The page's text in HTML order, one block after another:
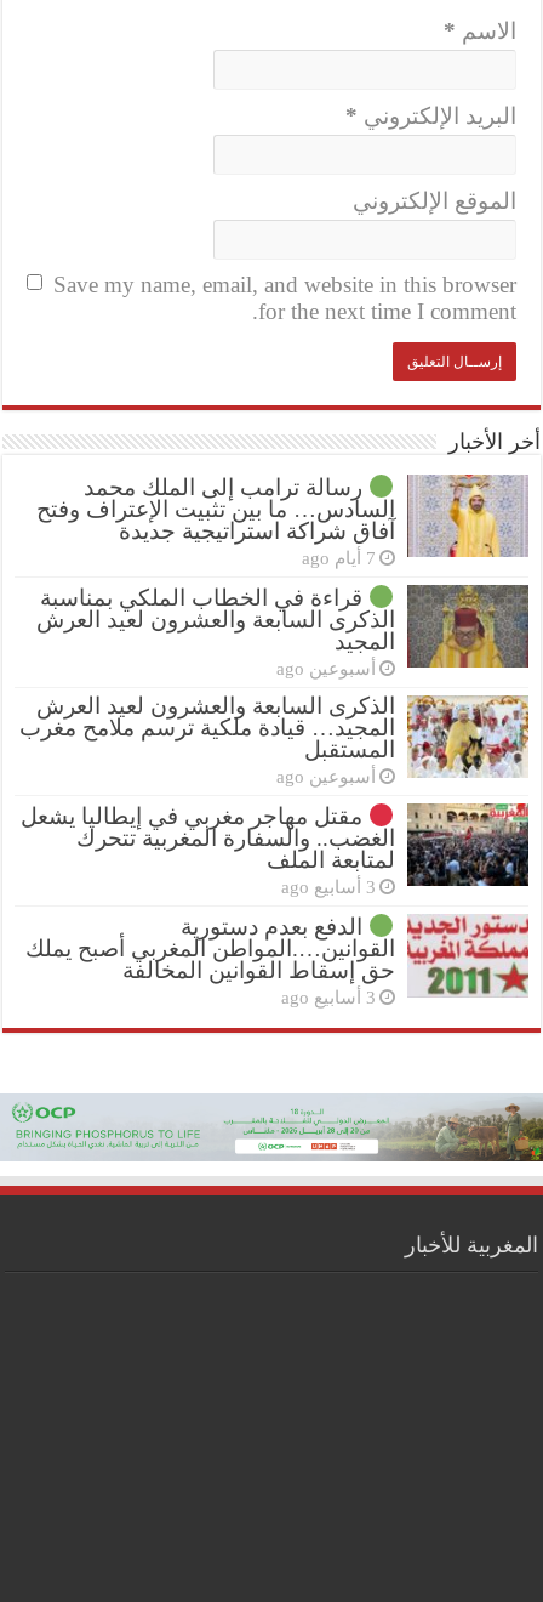
الاسم *
البريد الإلكتروني *
الموقع الإلكتروني
Save my name, email, and website in this browser
for the next time I comment.
أخر الأخبار
رسالة ترامب إلى الملك محمد
السادس… ما بين تثبيت الإعتراف وفتح
آفاق شراكة استراتيجية جديدة
7 أيام ago
قراءة في الخطاب الملكي بمناسبة
الذكرى السابعة والعشرون لعيد العرش
المجيد
أسبوعين ago
الذكرى السابعة والعشرون لعيد العرش
المجيد… قيادة ملكية ترسم ملامح مغرب
المستقبل
أسبوعين ago
مقتل مهاجر مغربي في إيطاليا يشعل
الغضب.. والسفارة المغربية تتحرك
لمتابعة الملف
3 أسابيع ago
الدفع بعدم دستورية
القوانين….المواطن المغربي أصبح يملك
حق إسقاط القوانين المخالفة
3 أسابيع ago
المغربية للأخبار